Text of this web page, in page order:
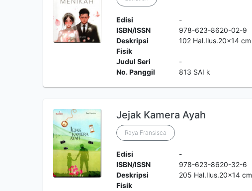
Edisi
-
ISBN/ISSN
978-623-8620-02-9
Deskripsi
Fisik
102 Hal.Ilus.20x14 cm
Judul Seri
-
No. Panggil
813 SAI k
Jejak Kamera Ayah
Raya Fransisca
Edisi
-
ISBN/ISSN
978-623-8620-32-6
Deskripsi
Fisik
205 Hal.Ilus.20x14 cm